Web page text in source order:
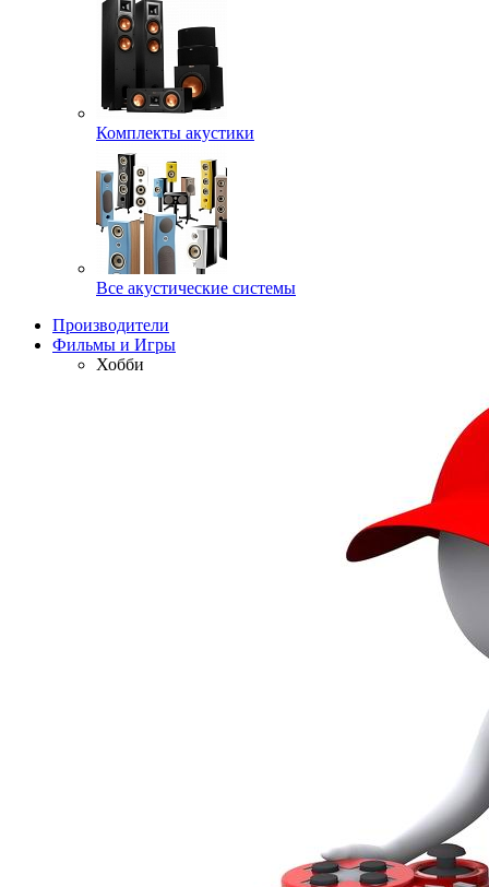
Комплекты акустики
Все акустические системы
Производители
Фильмы и Игры
Хобби